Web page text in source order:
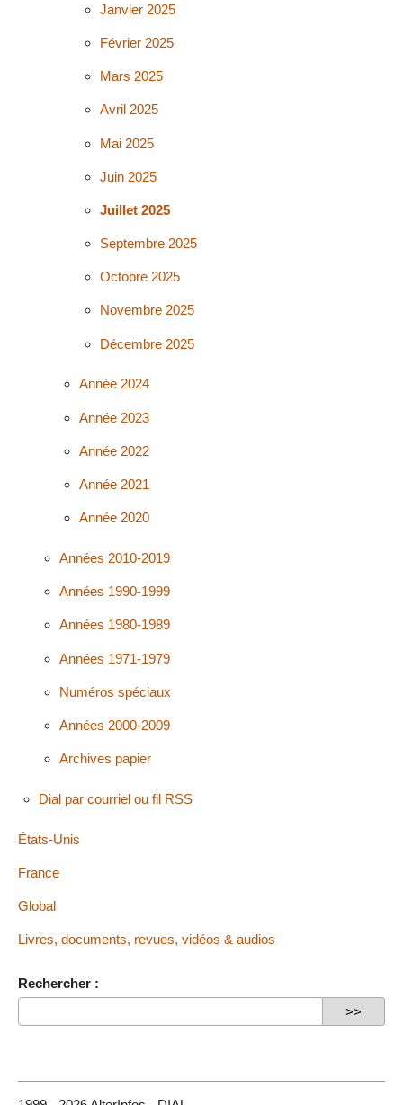
Janvier 2025
Février 2025
Mars 2025
Avril 2025
Mai 2025
Juin 2025
Juillet 2025
Septembre 2025
Octobre 2025
Novembre 2025
Décembre 2025
Année 2024
Année 2023
Année 2022
Année 2021
Année 2020
Années 2010-2019
Années 1990-1999
Années 1980-1989
Années 1971-1979
Numéros spéciaux
Années 2000-2009
Archives papier
Dial par courriel ou fil RSS
États-Unis
France
Global
Livres, documents, revues, vidéos & audios
Rechercher :